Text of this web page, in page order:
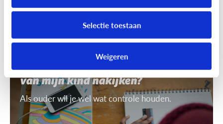
Selectie toestaan
Weigeren
Mag ik de smartphone of tablet
van mijn kind nakijken?
Als ouder wil je wel wat controle houden.